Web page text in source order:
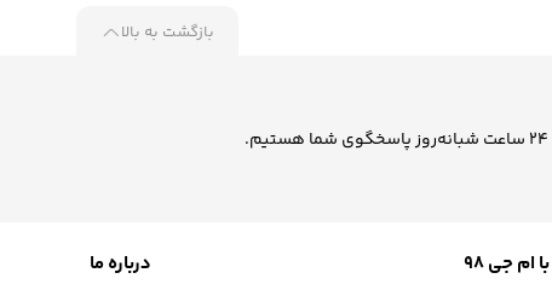
بازگشت به بالا
با ام جی 98 درباره ما